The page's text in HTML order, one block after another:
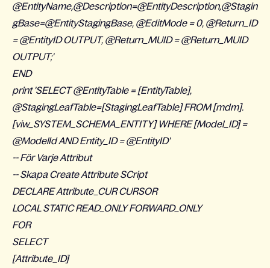
@EntityName,@Description=@EntityDescription,@Stagin
gBase=@EntityStagingBase, @EditMode = 0, @Return_ID
= @EntityID OUTPUT, @Return_MUID = @Return_MUID
OUTPUT;'
END
print 'SELECT @EntityTable = [EntityTable],
@StagingLeafTable=[StagingLeafTable] FROM [mdm].
[viw_SYSTEM_SCHEMA_ENTITY] WHERE [Model_ID] =
@ModelId AND Entity_ID = @EntityID'
-- För Varje Attribut
-- Skapa Create Attribute SCript
DECLARE Attribute_CUR CURSOR
LOCAL STATIC READ_ONLY FORWARD_ONLY
FOR
SELECT
[Attribute_ID]